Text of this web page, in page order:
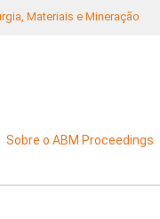
Materiais e Mineração
Sobre o ABM Proceedings